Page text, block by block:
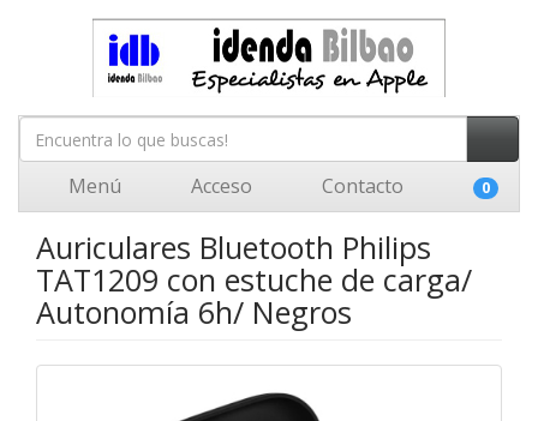
Menú Acceso Contacto 0
Auriculares Bluetooth Philips
TAT1209 con estuche de carga/
Autonomía 6h/ Negros